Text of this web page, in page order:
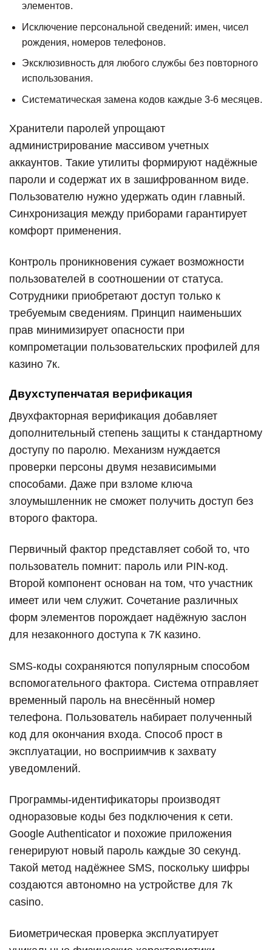
элементов.
Исключение персональной сведений: имен, чисел
рождения, номеров телефонов.
Эксклюзивность для любого службы без повторного
использования.
Систематическая замена кодов каждые 3-6 месяцев.
Хранители паролей упрощают
администрирование массивом учетных
аккаунтов. Такие утилиты формируют надёжные
пароли и содержат их в зашифрованном виде.
Пользователю нужно удержать один главный.
Синхронизация между приборами гарантирует
комфорт применения.
Контроль проникновения сужает возможности
пользователей в соотношении от статуса.
Сотрудники приобретают доступ только к
требуемым сведениям. Принцип наименьших
прав минимизирует опасности при
компрометации пользовательских профилей для
казино 7к.
Двухступенчатая верификация
Двухфакторная верификация добавляет
дополнительный степень защиты к стандартному
доступу по паролю. Механизм нуждается
проверки персоны двумя независимыми
способами. Даже при взломе ключа
злоумышленник не сможет получить доступ без
второго фактора.
Первичный фактор представляет собой то, что
пользователь помнит: пароль или PIN-код.
Второй компонент основан на том, что участник
имеет или чем служит. Сочетание различных
форм элементов порождает надёжную заслон
для незаконного доступа к 7К казино.
SMS-коды сохраняются популярным способом
вспомогательного фактора. Система отправляет
временный пароль на внесённый номер
телефона. Пользователь набирает полученный
код для окончания входа. Способ прост в
эксплуатации, но восприимчив к захвату
уведомлений.
Программы-идентификаторы производят
одноразовые коды без подключения к сети.
Google Authenticator и похожие приложения
генерируют новый пароль каждые 30 секунд.
Такой метод надёжнее SMS, поскольку шифры
создаются автономно на устройстве для 7k
casino.
Биометрическая проверка эксплуатирует